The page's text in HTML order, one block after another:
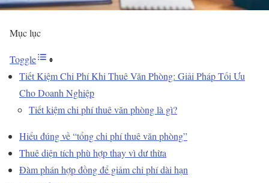
Mục lục
Toggle
Tiết Kiệm Chi Phí Khi Thuê Văn Phòng: Giải Pháp Tối Ưu
Cho Doanh Nghiệp
Tiết kiệm chi phí thuê văn phòng là gì?
Hiểu đúng về “tổng chi phí thuê văn phòng”
Thuê diện tích phù hợp thay vì dư thừa
Đàm phán hợp đồng để giảm chi phí dài hạn